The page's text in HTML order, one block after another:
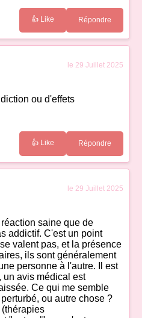
👍 Like Répondre
le 29 Juillet 2025
ou d'effets
👍 Like Répondre
le 29 Juillet 2025
saine que de
addictif. C'est un point
valent pas, et la présence
ils sont généralement
personne à l'autre. Il est
un avis médical est
Ce qui me semble
ou autre chose ?